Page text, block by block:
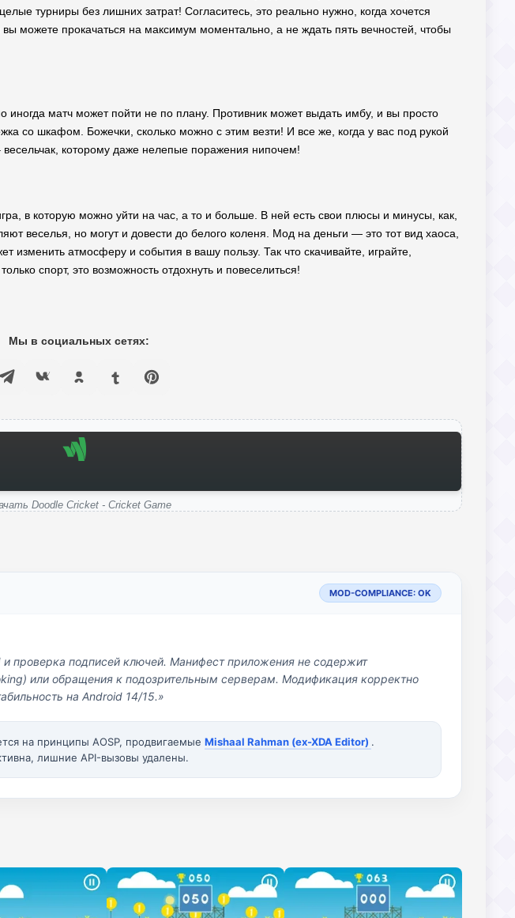
турниры без лишних затрат! Согласитесь, это реально нужно, когда хочется
можете прокачаться на максимум моментально, а не ждать пять вечностей, чтобы
матч может пойти не по плану. Противник может выдать имбу, и вы просто
со шкафом. Божечки, сколько можно с этим везти! И все же, когда у вас под рукой
которому даже нелепые поражения нипочем!
в которую можно уйти на час, а то и больше. В ней есть свои плюсы и минусы, как,
веселья, но могут и довести до белого коленя. Мод на деньги — это тот вид хаоса,
изменить атмосферу и события в вашу пользу. Так что скачивайте, играйте,
спорт, это возможность отдохнуть и повеселиться!
Мы в социальных сетях:
Doodle Cricket - Cricket Game
MOD-COMPLIANCE: OK
и проверка подписей ключей. Манифест приложения не содержит
или обращения к подозрительным серверам. Модификация корректно
на Android 14/15.»
на принципы AOSP, продвигаемые Mishaal Rahman (ex-XDA Editor) .
лишние API-вызовы удалены.